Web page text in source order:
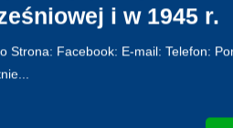
i w 1945 r.
Strona: Facebook: E-mail: Telefon: